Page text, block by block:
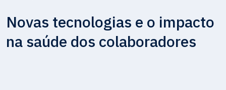
Novas tecnologias e o impacto
na saúde dos colaboradores